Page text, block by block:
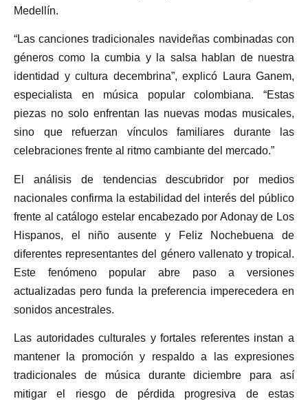
Medellín.
“Las canciones tradicionales navideñas combinadas con
géneros como la cumbia y la salsa hablan de nuestra
identidad y cultura decembrina”, explicó Laura Ganem,
especialista en música popular colombiana. “Estas
piezas no solo enfrentan las nuevas modas musicales,
sino que refuerzan vínculos familiares durante las
celebraciones frente al ritmo cambiante del mercado.”
El análisis de tendencias descubridor por medios
nacionales confirma la estabilidad del interés del público
frente al catálogo estelar encabezado por Adonay de Los
Hispanos, el niño ausente y Feliz Nochebuena de
diferentes representantes del género vallenato y tropical.
Este fenómeno popular abre paso a versiones
actualizadas pero funda la preferencia imperecedera en
sonidos ancestrales.
Las autoridades culturales y fortales referentes instan a
mantener la promoción y respaldo a las expresiones
tradicionales de música durante diciembre para así
mitigar el riesgo de pérdida progresiva de estas